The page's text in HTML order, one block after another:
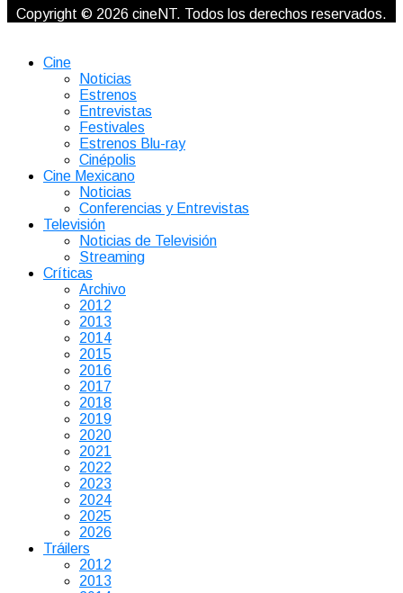
Copyright © 2026 cineNT. Todos los derechos reservados.
Cine
Noticias
Estrenos
Entrevistas
Festivales
Estrenos Blu-ray
Cinépolis
Cine Mexicano
Noticias
Conferencias y Entrevistas
Televisión
Noticias de Televisión
Streaming
Críticas
Archivo
2012
2013
2014
2015
2016
2017
2018
2019
2020
2021
2022
2023
2024
2025
2026
Tráilers
2012
2013